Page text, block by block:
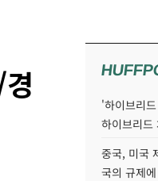
'하이브리
하이브리드
중국, 미국
국의 규제